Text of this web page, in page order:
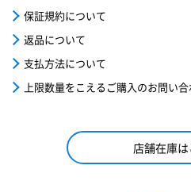
保証規約について
返品について
支払方法について
上限数量をこえるご購入のお問い
店舗在庫